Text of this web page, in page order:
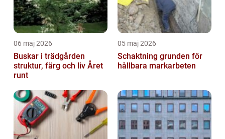
06 maj 2026
Buskar i trädgården
struktur, färg och liv Året
runt
05 maj 2026
Schaktning grunden för
hållbara markarbeten